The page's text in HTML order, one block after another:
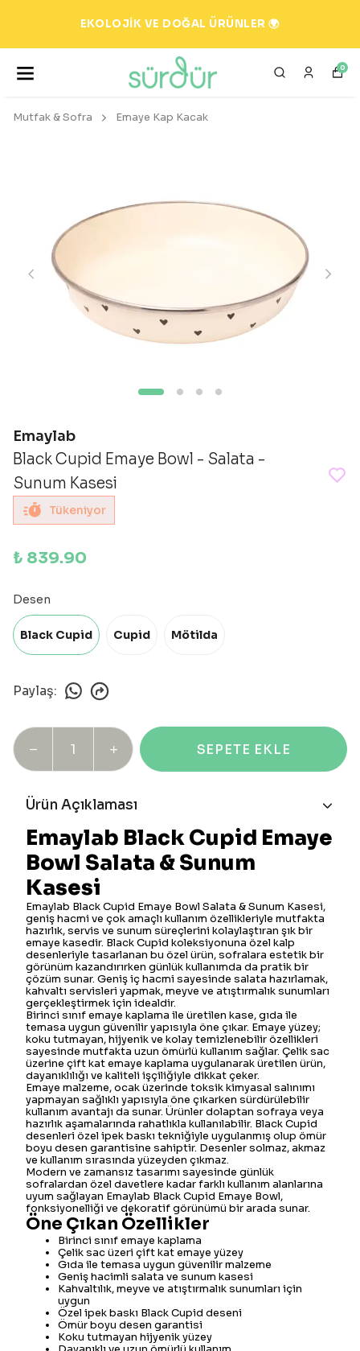
EKOLOJİK VE DOĞAL ÜRÜNLER 🌍
0
Mutfak & Sofra Emaye Kap Kacak
Emaylab
Black Cupid Emaye Bowl - Salata -
Sunum Kasesi
Tükeniyor
₺ 839.90
Desen
Black Cupid Cupid Mötilda
Paylaş:
SEPETE EKLE
Ürün Açıklaması
Emaylab Black Cupid Emaye
Bowl Salata & Sunum
Kasesi
Emaylab Black Cupid Emaye Bowl Salata & Sunum Kasesi,
geniş hacmi ve çok amaçlı kullanım özellikleriyle mutfakta
hazırlık, servis ve sunum süreçlerini kolaylaştıran şık bir
emaye kasedir. Black Cupid koleksiyonuna özel kalp
desenleriyle tasarlanan bu özel ürün, sofralara estetik bir
görünüm kazandırırken günlük kullanımda da pratik bir
çözüm sunar. Geniş iç hacmi sayesinde salata hazırlamak,
kahvaltı servisleri yapmak, meyve ve atıştırmalık sunumları
gerçekleştirmek için idealdir.
Birinci sınıf emaye kaplama ile üretilen kase, gıda ile
temasa uygun güvenilir yapısıyla öne çıkar. Emaye yüzey;
koku tutmayan, hijyenik ve kolay temizlenebilir özellikleri
sayesinde mutfakta uzun ömürlü kullanım sağlar. Çelik sac
üzerine çift kat emaye kaplama uygulanarak üretilen ürün,
dayanıklılığı ve kaliteli işçiliğiyle dikkat çeker.
Emaye malzeme, ocak üzerinde toksik kimyasal salınımı
yapmayan sağlıklı yapısıyla öne çıkarken sürdürülebilir
kullanım avantajı da sunar. Ürünler dolaptan sofraya veya
hazırlık aşamalarında rahatlıkla kullanılabilir. Black Cupid
desenleri özel ipek baskı tekniğiyle uygulanmış olup ömür
boyu desen garantisine sahiptir. Desenler solmaz, akmaz
ve kullanım sırasında yüzeyden çıkmaz.
Modern ve zamansız tasarımı sayesinde günlük
sofralardan özel davetlere kadar farklı kullanım alanlarına
uyum sağlayan Emaylab Black Cupid Emaye Bowl,
fonksiyonelliği ve dekoratif görünümü bir arada sunar.
Öne Çıkan Özellikler
Birinci sınıf emaye kaplama
Çelik sac üzeri çift kat emaye yüzey
Gıda ile temasa uygun güvenilir malzeme
Geniş hacimli salata ve sunum kasesi
Kahvaltılık, meyve ve atıştırmalık sunumları için
uygun
Özel ipek baskı Black Cupid deseni
Ömür boyu desen garantisi
Koku tutmayan hijyenik yüzey